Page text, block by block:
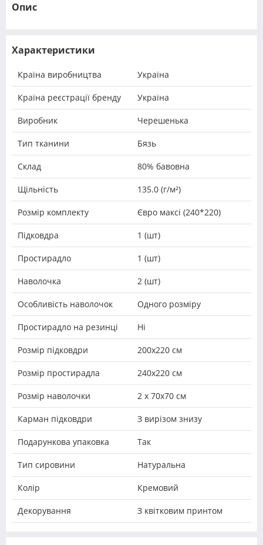
Опис
Характеристики
Країна виробництва Україна
Країна реєстрації бренду Україна
Виробник Черешенька
Тип тканини Бязь
Склад 80% бавовна
Щільність 135.0 (г/м²)
Розмір комплекту Євро максі (240*220)
Підковдра 1 (шт)
Простирадло 1 (шт)
Наволочка 2 (шт)
Особливість наволочок Одного розміру
Простирадло на резинці Ні
Розмір підковдри 200х220 см
Розмір простирадла 240х220 см
Розмір наволочки 2 х 70х70 см
Карман підковдри З вирізом знизу
Подарункова упаковка Так
Тип сировини Натуральна
Колір Кремовий
Декорування З квітковим принтом